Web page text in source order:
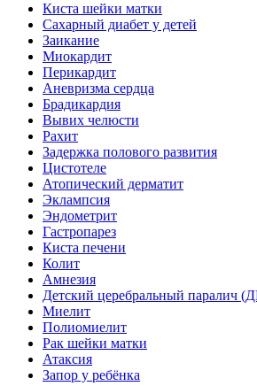
Киста шейки матки
Сахарный диабет у детей
Заикание
Миокардит
Перикардит
Аневризма сердца
Брадикардия
Вывих челюсти
Рахит
Задержка полового развития
Цистотеле
Атопический дерматит
Эклампсия
Эндометрит
Гастропарез
Киста печени
Колит
Амнезия
Детский церебральный паралич
Миелит
Полиомиелит
Рак шейки матки
Атаксия
Запор у ребёнка